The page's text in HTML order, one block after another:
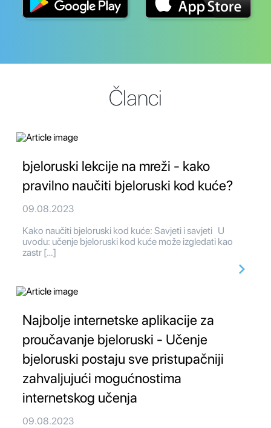
Članci
bjeloruski lekcije na mreži - kako
pravilno naučiti bjeloruski kod kuće?
09.08.2023
Kako naučiti bjeloruski kod kuće: Savjeti i savjeti U
uvodu: učenje bjeloruski kod kuće može izgledati kao
zastr […]
Najbolje internetske aplikacije za
proučavanje bjeloruski - Učenje
bjeloruski postaju sve pristupačniji
zahvaljujući mogućnostima
internetskog učenja
09.08.2023